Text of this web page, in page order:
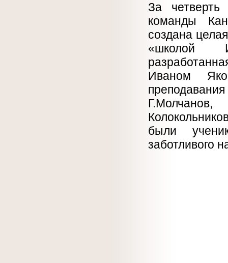
За четверть
команды
создана
«школой
Иваном
были
заботливого